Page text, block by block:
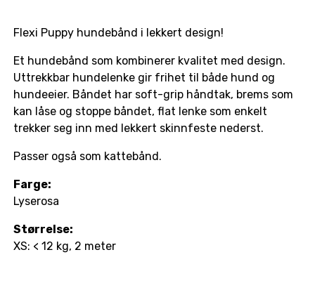
Flexi Puppy hundebånd i lekkert design!
Et hundebånd som kombinerer kvalitet med design.
Uttrekkbar hundelenke gir frihet til både hund og
hundeeier. Båndet har soft-grip håndtak, brems som
kan låse og stoppe båndet, flat lenke som enkelt
trekker seg inn med lekkert skinnfeste nederst.
Passer også som kattebånd.
Farge:
Lyserosa
Størrelse:
XS: < 12 kg, 2 meter